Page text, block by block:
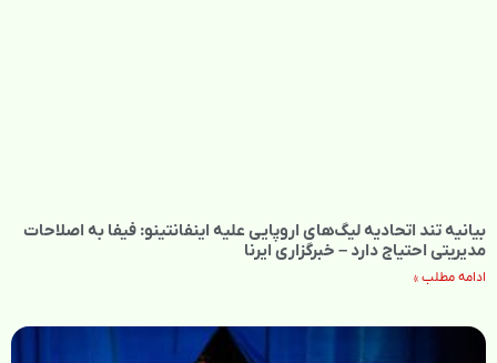
بیانیه تند اتحادیه لیگ‌های اروپایی علیه اینفانتینو: فیفا به اصلاحات
مدیریتی احتیاج دارد – خبرگزاری ایرنا
ادامه مطلب »